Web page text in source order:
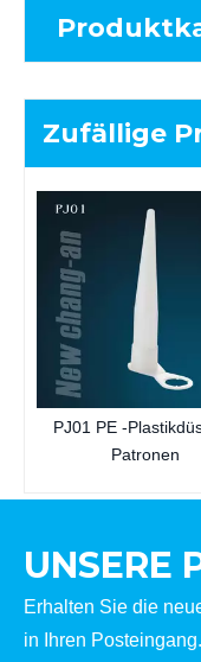
Zufällige
PJ01 PE -
Patronen
UNSERE
Erhalten Sie die
in Ihren Posteingang.